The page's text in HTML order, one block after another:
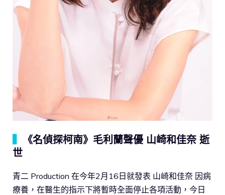
《名偵探柯南》毛利蘭聲優 山崎和佳奈 逝
世
青二 Production 在今年2月16日就發表 山崎和佳奈 因病
療養，在醫生的指示下將暫時全面停止各項活動，今日